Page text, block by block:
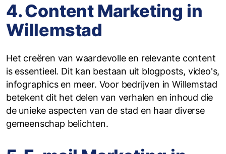
4. Content Marketing in
Willemstad
Het creëren van waardevolle en relevante content
is essentieel. Dit kan bestaan uit blogposts, video's,
infographics en meer. Voor bedrijven in Willemstad
betekent dit het delen van verhalen en inhoud die
de unieke aspecten van de stad en haar diverse
gemeenschap belichten.